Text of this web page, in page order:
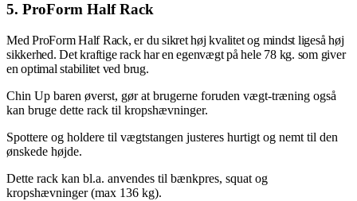
5. ProForm Half Rack
Med ProForm Half Rack, er du sikret høj kvalitet og mindst ligeså høj
sikkerhed. Det kraftige rack har en egenvægt på hele 78 kg. som giver
en optimal stabilitet ved brug.
Chin Up baren øverst, gør at brugerne foruden vægt-træning også
kan bruge dette rack til kropshævninger.
Spottere og holdere til vægtstangen justeres hurtigt og nemt til den
ønskede højde.
Dette rack kan bl.a. anvendes til bænkpres, squat og
kropshævninger (max 136 kg).